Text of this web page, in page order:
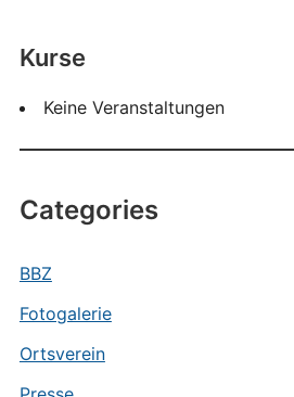
Kurse
Keine Veranstaltungen
Categories
BBZ
Fotogalerie
Ortsverein